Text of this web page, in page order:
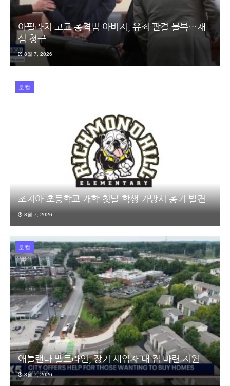
아팔라치 고교 총격범 아버지, 유죄 판결 불복…재
심 청구
8월 7, 2026
로컬
조지아 초등학교 개학 첫날 학생 가방서 총기 발견
8월 7, 2026
로컬
애틀랜타 벨트라인, 장기 세입자 내 집 마련 지원
8월 7, 2026